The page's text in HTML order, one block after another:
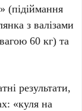
(підіймання
з валізами
60 кг) та
результати,
«куля на